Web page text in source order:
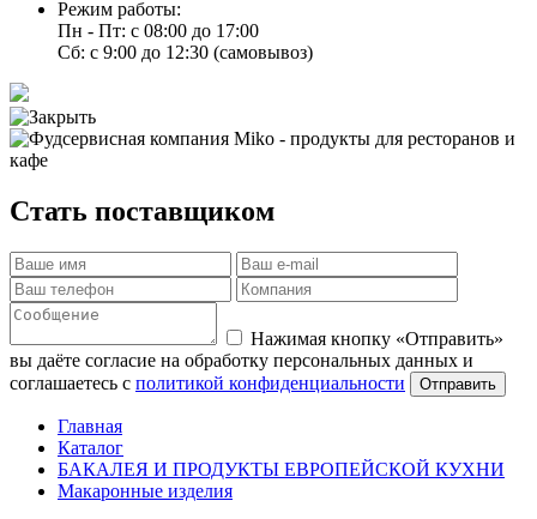
Режим работы:
Пн - Пт: с 08:00 до 17:00
Сб: с 9:00 до 12:30 (самовывоз)
Стать поставщиком
Нажимая кнопку «Отправить»
вы даёте согласие на обработку персональных данных и
соглашаетесь с политикой конфиденциальности Отправить
Главная
Каталог
БАКАЛЕЯ И ПРОДУКТЫ ЕВРОПЕЙСКОЙ КУХНИ
Макаронные изделия